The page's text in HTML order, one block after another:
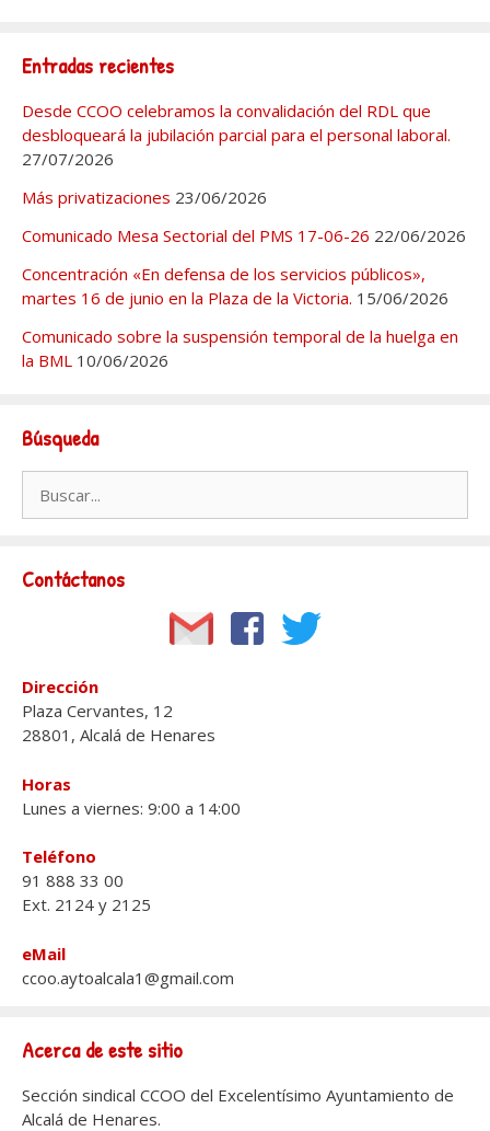
Entradas recientes
Desde CCOO celebramos la convalidación del RDL que
desbloqueará la jubilación parcial para el personal laboral.
27/07/2026
Más privatizaciones 23/06/2026
Comunicado Mesa Sectorial del PMS 17-06-26 22/06/2026
Concentración «En defensa de los servicios públicos»,
martes 16 de junio en la Plaza de la Victoria. 15/06/2026
Comunicado sobre la suspensión temporal de la huelga en
la BML 10/06/2026
Búsqueda
Contáctanos
Dirección
Plaza Cervantes, 12
28801, Alcalá de Henares
Horas
Lunes a viernes: 9:00 a 14:00
Teléfono
91 888 33 00
Ext. 2124 y 2125
eMail
ccoo.aytoalcala1@gmail.com
Acerca de este sitio
Sección sindical CCOO del Excelentísimo Ayuntamiento de
Alcalá de Henares.